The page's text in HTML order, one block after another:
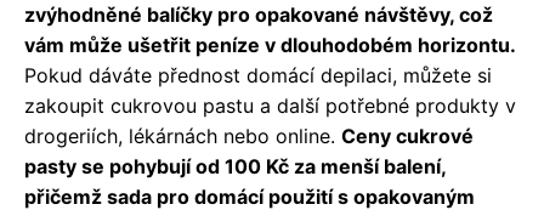
zvýhodněné balíčky pro opakované návštěvy, což
vám může ušetřit peníze v dlouhodobém horizontu.
Pokud dáváte přednost domácí depilaci, můžete si
zakoupit cukrovou pastu a další potřebné produkty v
drogeriích, lékárnách nebo online. Ceny cukrové
pasty se pohybují od 100 Kč za menší balení,
přičemž sada pro domácí použití s ​​opakovaným